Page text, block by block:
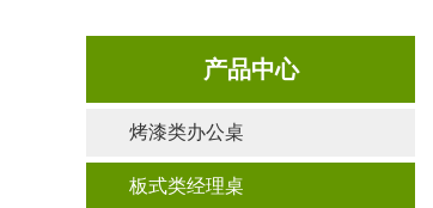
产品中心
烤漆类办公桌
板式类经理桌